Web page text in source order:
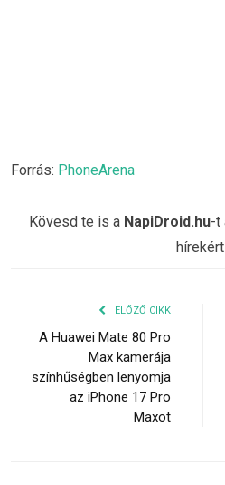
Forrás: PhoneArena
Kövesd te is a NapiDroid.hu-t
ELŐZŐ CIKK
A Huawei Mate 80 Pro
Max kamerája
színhűségben lenyomja
az iPhone 17 Pro
Maxot